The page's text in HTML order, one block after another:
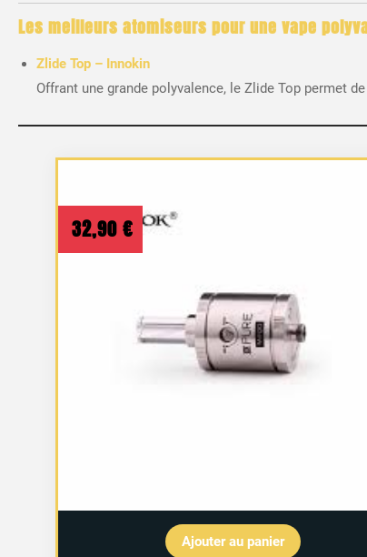
Les meilleurs atomiseurs pour une vape
Zlide Top – Innokin
Offrant une grande polyvalence, le Zlide Top permet
Ajouter au panier
32,90€